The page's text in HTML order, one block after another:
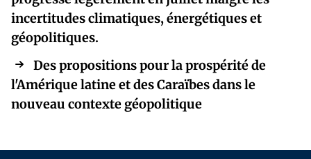
incertitudes climatiques, énergétiques et
géopolitiques.
Des propositions pour la prospérité de
l'Amérique latine et des Caraïbes dans le
nouveau contexte géopolitique